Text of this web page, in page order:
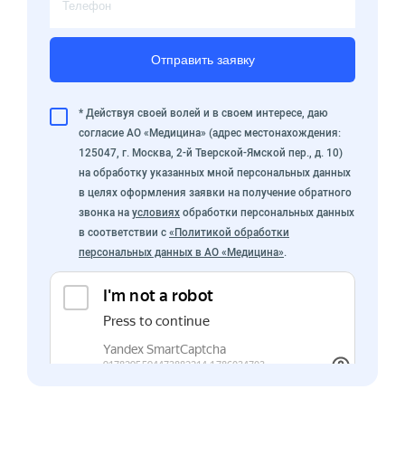
Отправить заявку
* Действуя своей волей и в своем интересе, даю
согласие АО «Медицина» (адрес местонахождения:
125047, г. Москва, 2-й Тверской-Ямской пер., д. 10)
на обработку указанных мной персональных данных
в целях оформления заявки на получение обратного
звонка на условиях обработки персональных данных
в соответствии с «Политикой обработки
персональных данных в АО «Медицина».